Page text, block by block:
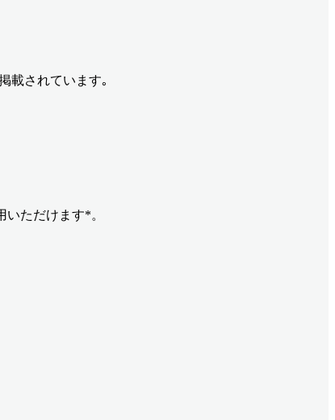
載されています｡
ただけます*。